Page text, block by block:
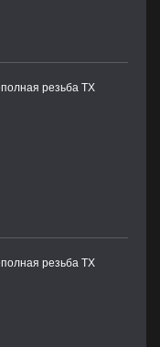
резьба TX
резьба TX